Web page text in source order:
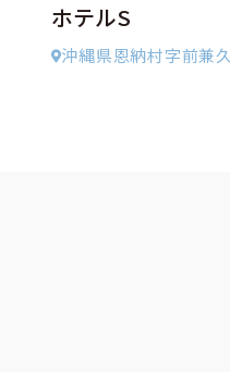
ホテルS
沖縄県恩納村字前兼久